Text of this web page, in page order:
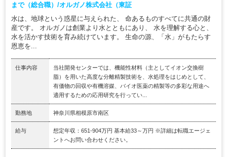
まで（総合職）/オルガノ株式会社（東証
水は、地球という惑星に与えられた、 命あるものすべてに共通の財
産です。 オルガノは創業より水とともにあり、 水を理解する心と、
水を活かす技術を育み続けています。 生命の源、「水」がもたらす
恩恵を...
仕事内容
当社開発センターでは、機能性材料（主としてイオン交換樹
脂）を用いた高度な分離精製技術を、水処理をはじめとして、
有価物の回収や有機溶媒、バイオ医薬の精製等の多彩な用途へ
適用するための応用研究を行ってい...
勤務地 神奈川県相模原市南区
給与
想定年収：651-904万円 基本給33～万円 ※詳細は転職エージェ
ントへお問い合わせください。